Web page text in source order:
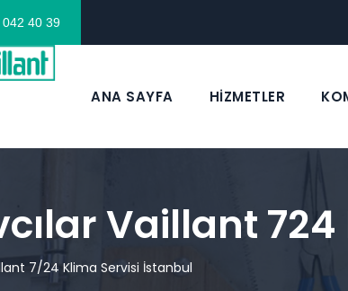
40 39
ANA SAYFA HİZMETLER
Vaillant
7/24 Klima Servisi İstanbul